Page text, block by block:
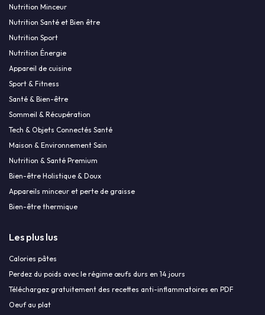
Nutrition Minceur
Nutrition Santé et Bien être
Nutrition Sport
Nutrition Énergie
Appareil de cuisine
Sport & Fitness
Santé & Bien-être
Sommeil & Récupération
Tech & Objets Connectés Santé
Maison & Environnement Sain
Nutrition & Santé Premium
Bien-être Holistique & Doux
Appareils minceur et perte de graisse
Bien-être thermique
Les plus lus
Calories pâtes
Perdez du poids avec le régime œufs durs en 14 jours
Téléchargez gratuitement des recettes anti-inflammatoires en PDF
Oeuf au plat